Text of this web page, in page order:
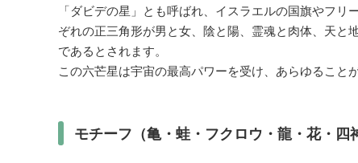
「ダビデの星」とも呼ばれ、イスラエルの国旗やフ
ぞれの正三角形が男と女、陰と陽、霊魂と肉体、天
であるとされます。
この六芒星は宇宙の最高パワーを受け、あらゆること
モチーフ（亀・蛙・フクロウ・龍・花・四